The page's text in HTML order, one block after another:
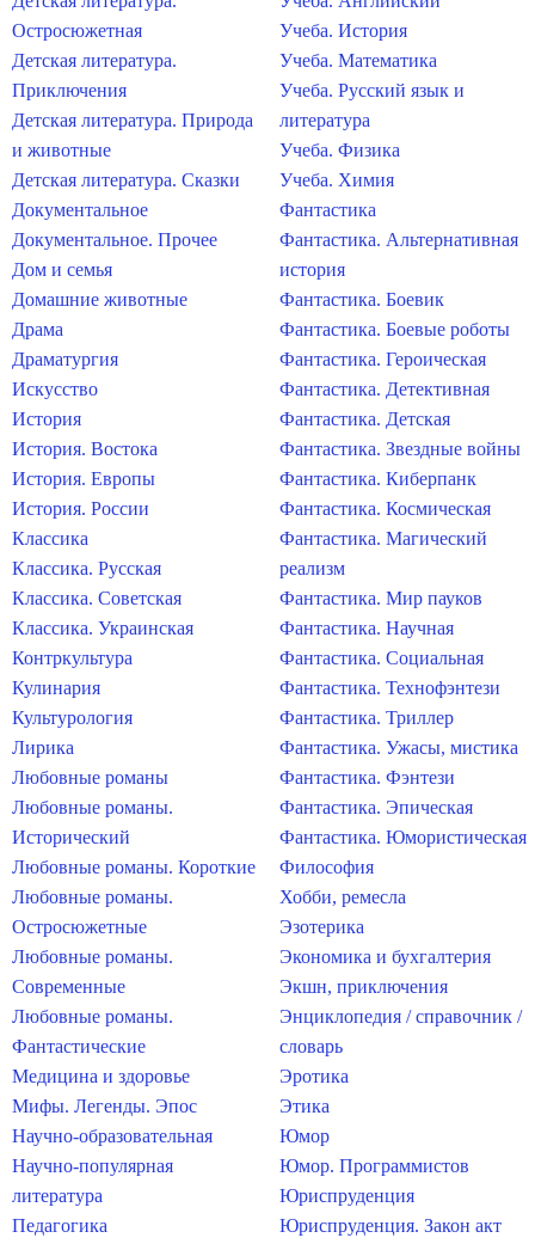
Остросюжетная
Детская литература.
Приключения
Детская литература. Природа
и животные
Детская литература. Сказки
Документальное
Документальное. Прочее
Дом и семья
Домашние животные
Драма
Драматургия
Искусство
История
История. Востока
История. Европы
История. России
Классика
Классика. Русская
Классика. Советская
Классика. Украинская
Контркультура
Кулинария
Культурология
Лирика
Любовные романы
Любовные романы.
Исторический
Любовные романы. Короткие
Любовные романы.
Остросюжетные
Любовные романы.
Современные
Любовные романы.
Фантастические
Медицина и здоровье
Мифы. Легенды. Эпос
Научно-образовательная
Научно-популярная
литература
Педагогика
Учеба. История
Учеба. Математика
Учеба. Русский язык и
литература
Учеба. Физика
Учеба. Химия
Фантастика
Фантастика. Альтернативная
история
Фантастика. Боевик
Фантастика. Боевые роботы
Фантастика. Героическая
Фантастика. Детективная
Фантастика. Детская
Фантастика. Звездные войны
Фантастика. Киберпанк
Фантастика. Космическая
Фантастика. Магический
реализм
Фантастика. Мир пауков
Фантастика. Научная
Фантастика. Социальная
Фантастика. Технофэнтези
Фантастика. Триллер
Фантастика. Ужасы, мистика
Фантастика. Фэнтези
Фантастика. Эпическая
Фантастика. Юмористическая
Философия
Хобби, ремесла
Эзотерика
Экономика и бухгалтерия
Экшн, приключения
Энциклопедия / справочник /
словарь
Эротика
Этика
Юмор
Юмор. Программистов
Юриспруденция
Юриспруденция. Закон акт